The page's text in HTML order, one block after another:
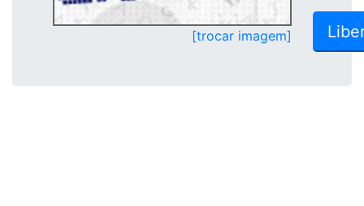
[trocar imagem]